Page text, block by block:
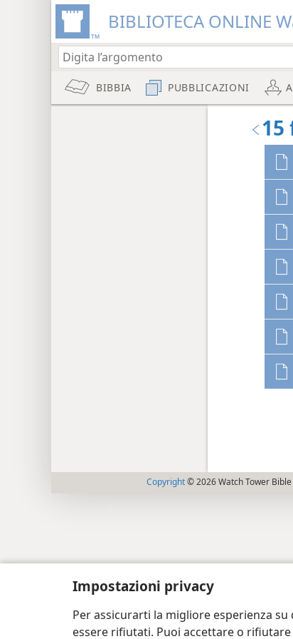
Impostazioni privacy
Per assicurarti la migliore esperienza
essere rifiutati. Puoi accettare o
BIBLIOTECA ONLINE
BIBBIA PUBBLICAZIONI
15
Copyright© 2026 Watch Tower